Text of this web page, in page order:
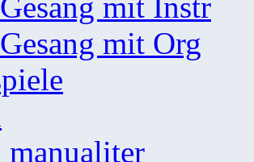
mit Instr
mit Org
manualiter